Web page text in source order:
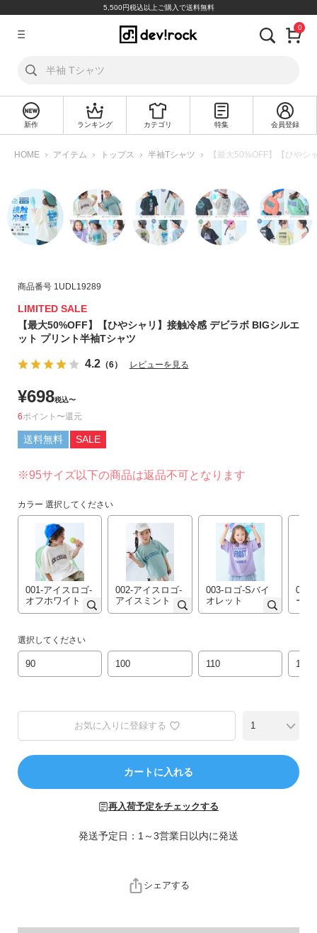
5,500円税込以上ご購入で送料無料
グ
規
録
探
カ
ゴ
リ
か
ら
す
ラ
ン
ン
か
作
ら
探
特
か
探
す
0
新作 ランキング カテゴリ 特集 会員登録
HOME アイテム トップス 半袖Tシャツ 【最大50%OFF】【ひや
商品番号 1UDL19289
LIMITED SALE
【最大50%OFF】【ひやシャリ】接触冷感 デビラボ BIGシルエ
ット プリント半袖Tシャツ
4.2（6） レビューを見る
¥698税込〜
6ポイント 〜
送料無料 SALE
※95サイズ以下の商品は返品不可となります
カラー 選択してください
001-アイスロゴ-
オフホワイト
002-アイスロゴ-
アイスミント
003-ロゴ-Sバイ
オレット
004-
ー
選択してください
90 100 110 120
お気に入りに登録する
カートに入れる
再入荷予定をチェックする
発送予定日：1～3営業日以内に発送
シェアする